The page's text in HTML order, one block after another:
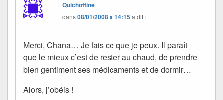
Quichottine
dans08/01/2008 à 14:15a dit :
Merci, Chana… Je fais ce que je peux. Il paraît
que le mieux c’est de rester au chaud, de prendre
bien gentiment ses médicaments et de dormir…
Alors, j’obéis !